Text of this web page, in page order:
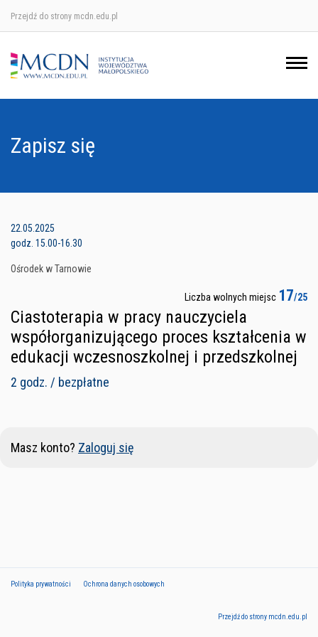
Przejdź do strony mcdn.edu.pl
Zapisz się
22.05.2025
godz. 15.00-16.30
Ośrodek w Tarnowie
Liczba wolnych miejsc 17/25
Ciastoterapia w pracy nauczyciela
współorganizującego proces kształcenia w
edukacji wczesnoszkolnej i przedszkolnej
2 godz. / bezpłatne
Masz konto? Zaloguj się
Polityka prywatności Ochrona danych osobowych
Przejdź do strony mcdn.edu.pl
Ośrodek w Krakowie
Ośrodek w Nowym Sączu
Ośrodek w Tarnowie